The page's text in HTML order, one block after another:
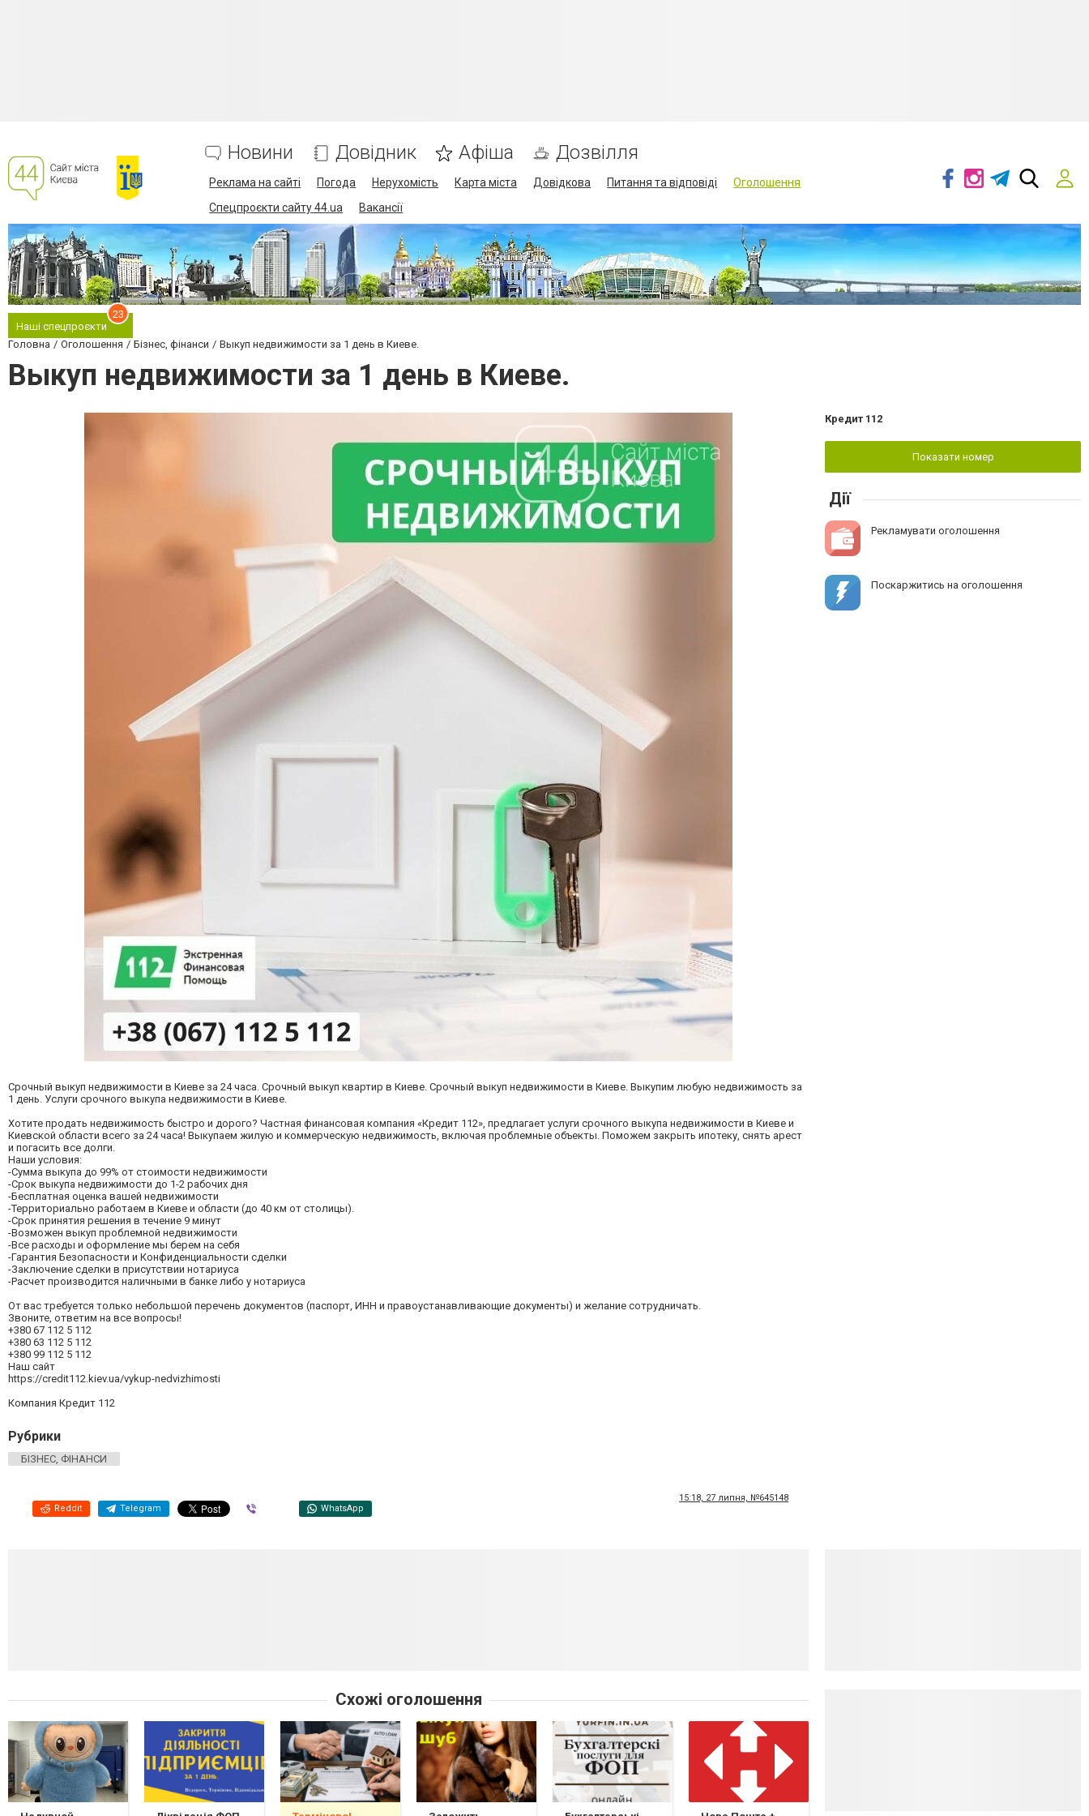
Новини Довідник Афіша Дозвілля
Реклама на сайті Погода Нерухомість Карта міста Довідкова Питання та відповіді
Оголошення
Спецпроєкти сайту 44.ua
Вакансії
Наші спецпроєкти
23
Головна Оголошення Бізнес, фінанси Выкуп недвижимости за 1 день в Киеве.
Выкуп недвижимости за 1 день в Киеве.
Срочный выкуп недвижимости в Киеве за 24 часа. Срочный выкуп квартир в Киеве. Срочный выкуп недвижимости в Киеве. Выкупим любую недвижимость за
1 день. Услуги срочного выкупа недвижимости в Киеве.
Хотите продать недвижимость быстро и дорого? Частная финансовая компания «Кредит 112», предлагает услуги срочного выкупа недвижимости в Киеве и
Киевской области всего за 24 часа! Выкупаем жилую и коммерческую недвижимость, включая проблемные объекты. Поможем закрыть ипотеку, снять арест
и погасить все долги.
Наши условия:
-Сумма выкупа до 99% от стоимости недвижимости
-Срок выкупа недвижимости до 1-2 рабочих дня
-Бесплатная оценка вашей недвижимости
-Территориально работаем в Киеве и области (до 40 км от столицы).
-Срок принятия решения в течение 9 минут
-Возможен выкуп проблемной недвижимости
-Все расходы и оформление мы берем на себя
-Гарантия Безопасности и Конфиденциальности сделки
-Заключение сделки в присутствии нотариуса
-Расчет производится наличными в банке либо у нотариуса
От вас требуется только небольшой перечень документов (паспорт, ИНН и правоустанавливающие документы) и желание сотрудничать.
Звоните, ответим на все вопросы!
+380 67 112 5 112
+380 63 112 5 112
+380 99 112 5 112
Наш сайт
https://credit112.kiev.ua/vykup-nedvizhimosti
Компания Кредит 112
Рубрики
БІЗНЕС, ФІНАНСИ
Reddit Telegram WhatsApp
15:18, 27 липня, №645148
Кредит 112
Показати номер
Дії
Рекламувати оголошення
Поскаржитись на оголошення
Схожі оголошення